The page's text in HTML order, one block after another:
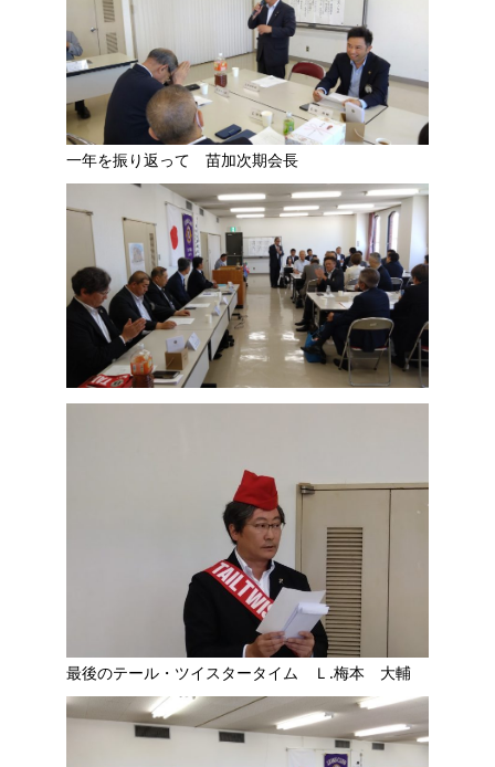
一年を振り返って 苗加次期会長
最後のテール・ツイスタータイム Ｌ.梅本 大輔